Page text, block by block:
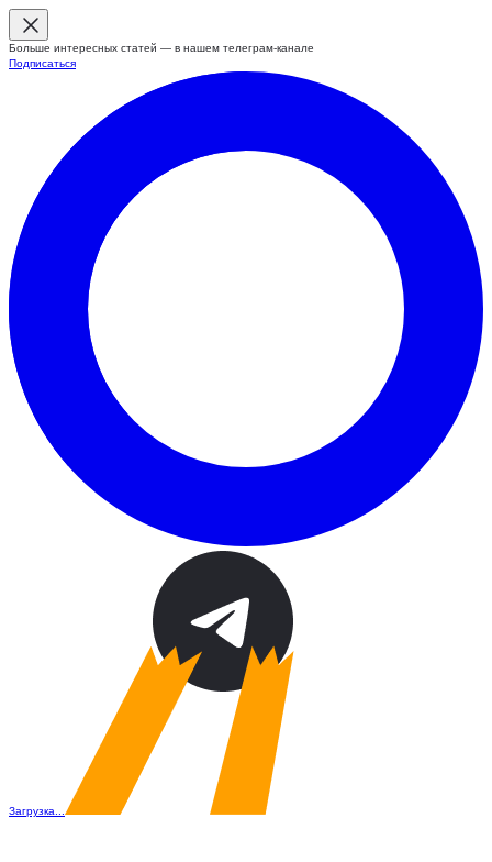
Больше интересных статей — в нашем телеграм-канале
Подписаться
Загрузка...